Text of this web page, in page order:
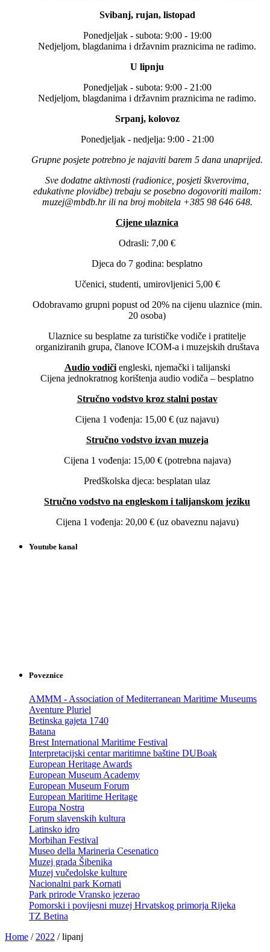
Svibanj, rujan, listopad
Ponedjeljak - subota: 9:00 - 19:00
Nedjeljom, blagdanima i državnim praznicima ne radimo.
U lipnju
Ponedjeljak - subota: 9:00 - 21:00
Nedjeljom, blagdanima i državnim praznicima ne radimo.
Srpanj, kolovoz
Ponedjeljak - nedjelja: 9:00 - 21:00
Grupne posjete potrebno je najaviti barem 5 dana unaprijed.
Sve dodatne aktivnosti (radionice, posjeti škverovima,
edukativne plovidbe) trebaju se posebno dogovoriti mailom:
muzej@mbdb.hr ili na broj mobitela +385 98 646 648.
Cijene ulaznica
Odrasli: 7,00 €
Djeca do 7 godina: besplatno
Učenici, studenti, umirovljenici 5,00 €
Odobravamo grupni popust od 20% na cijenu ulaznice (min.
20 osoba)
Ulaznice su besplatne za turističke vodiče i pratitelje
organiziranih grupa, članove ICOM-a i muzejskih društava
Audio vodičiengleski, njemački i talijanski
Cijena jednokratnog korištenja audio vodiča – besplatno
Stručno vodstvo kroz stalni postav
Cijena 1 vođenja: 15,00 € (uz najavu)
Stručno vodstvo izvan muzeja
Cijena 1 vođenja: 15,00 € (potrebna najava)
Predškolska djeca: besplatan ulaz
Stručno vodstvo na engleskom i talijanskom jeziku
Cijena 1 vođenja: 20,00 € (uz obaveznu najavu)
Youtube kanal
Poveznice
AMMM - Association of Mediterranean Maritime Museums
Aventure Pluriel
Betinska gajeta 1740
Batana
Brest International Maritime Festival
Interpretacijski centar maritimne baštine DUBoak
European Heritage Awards
European Museum Academy
European Museum Forum
European Maritime Heritage
Europa Nostra
Forum slavenskih kultura
Latinsko idro
Morbihan Festival
Museo della Marineria Cesenatico
Muzej grada Šibenika
Muzej vučedolske kulture
Nacionalni park Kornati
Park prirode Vransko jezerao
Pomorski i povijesni muzej Hrvatskog primorja Rijeka
TZ Betina
Home / 2022 /lipanj